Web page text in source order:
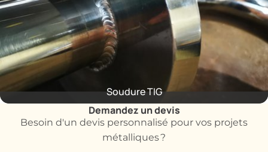
Soudure TIG
Demandez un devis
Besoin d'un devis personnalisé pour vos projets
métalliques ?